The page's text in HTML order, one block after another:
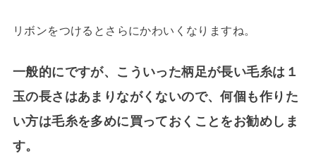
リボンをつけるとさらにかわいくなりますね。
一般的にですが、こういった柄足が長い毛糸は１
玉の長さはあまりながくないので、何個も作りた
い方は毛糸を多めに買っておくことをお勧めしま
す。